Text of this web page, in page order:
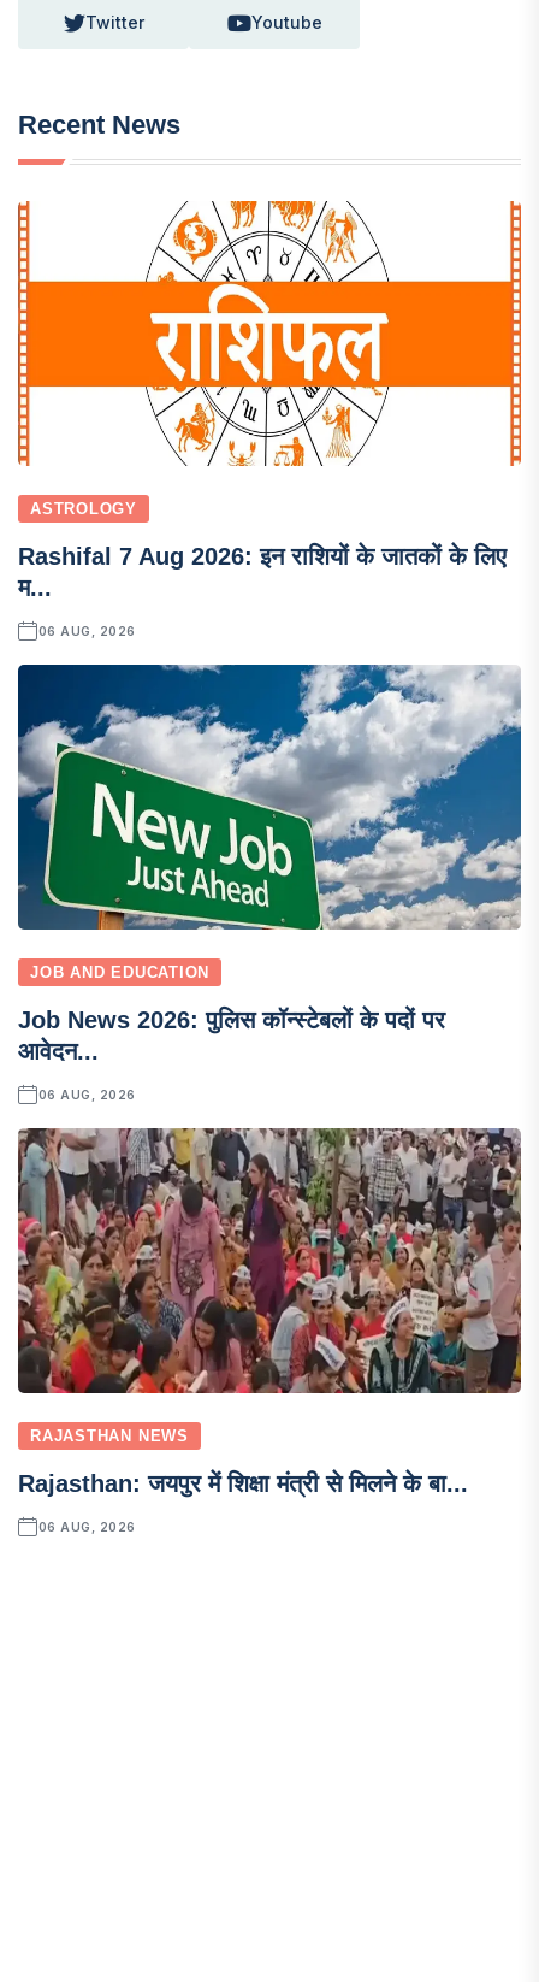
Twitter Youtube
Recent News
ASTROLOGY
Rashifal 7 Aug 2026: इन राशियों के जातकों के लिए
म...
06 AUG, 2026
JOB AND EDUCATION
Job News 2026: पुलिस कॉन्स्टेबलों के पदों पर
आवेदन...
06 AUG, 2026
RAJASTHAN NEWS
Rajasthan: जयपुर में शिक्षा मंत्री से मिलने के बा...
06 AUG, 2026